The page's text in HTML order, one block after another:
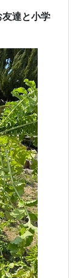
友達と小学